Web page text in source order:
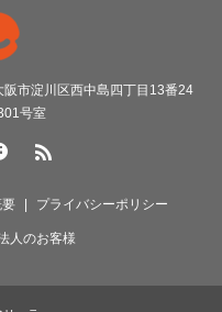
市淀川区西中島四丁目13番24
号室
プライバシーポリシー
人のお客様